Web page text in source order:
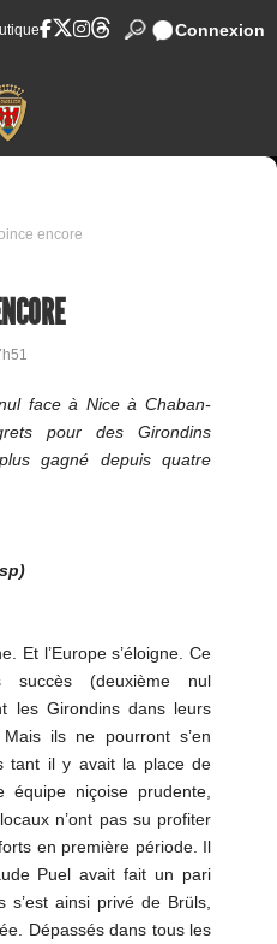
Connexion
encore
face à Nice à Chaban-
pour des Girondins
gagné depuis quatre
Et l’Europe s’éloigne. Ce
succès (deuxième nul
les Girondins dans leurs
ils ne pourront s’en
tant il y avait la place de
niçoise prudente,
n’ont pas su profiter
en première période. Il
Puel avait fait un pari
s’est ainsi privé de Brüls,
Dépassés dans tous les